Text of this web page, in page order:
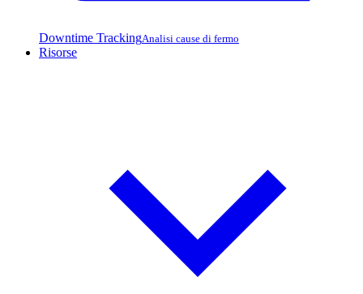
Downtime TrackingAnalisi cause di fermo
Risorse